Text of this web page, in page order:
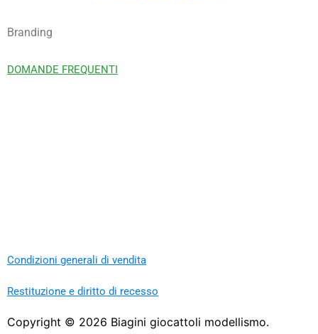
Branding
DOMANDE FREQUENTI
Condizioni generali di vendita
Restituzione e diritto di recesso
Copyright © 2026 Biagini giocattoli modellismo.